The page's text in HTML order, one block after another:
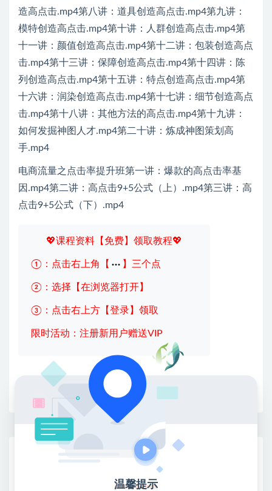
造高点击.mp4第八讲：道具创造高点击.mp4第九讲：
模特创造高点击.mp4第十讲：人群创造高点击.mp4第
十一讲：颜值创造高点击.mp4第十二讲：包装创造高点
击.mp4第十三讲：保障创造高点击.mp4第十四讲：陈
列创造高点击.mp4第十五讲：特点创造高点击.mp4第
十六讲：润染创造高点击.mp4第十七讲：细节创造高点
击.mp4第十八讲：其他方法的高点击.mp4第十九讲：
如何发掘神图人才.mp4第二十讲：炼成神图策划高
手.mp4
电商流量之点击率提升班第一讲：爆款的高点击率基
因.mp4第二讲：高点击9+5公式（上）.mp4第三讲：高
点击9+5公式（下）.mp4
💖课程资料【免费】领取教程💖
①：点击右上角【 】三个点
②：选择【在浏览器打开】
③：点击右上方【登录】领取
限时活动：注册新用户赠送VIP
收藏 海报 链接
温馨提示